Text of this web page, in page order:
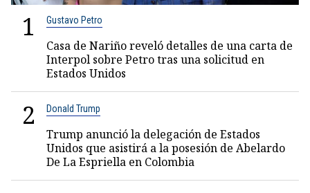
1 Gustavo Petro
Casa de Nariño reveló detalles de una carta de
Interpol sobre Petro tras una solicitud en
Estados Unidos
2 Donald Trump
Trump anunció la delegación de Estados
Unidos que asistirá a la posesión de Abelardo
De La Espriella en Colombia